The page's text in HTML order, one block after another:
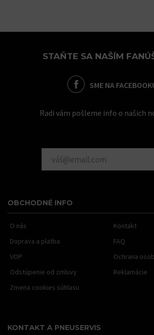
STAŇTE SA NAŠÍM
SME NA
Radi vám pošleme info o našich
OBCHODNÉ INFO
O nás
Kontakt
Doprava a platba
FAQ
VOP
Ochrana
Odstúpenie od zmluvy
Reklamácie
Zmena cookies súhlasu
KONTAKT A PNEUSERVIS